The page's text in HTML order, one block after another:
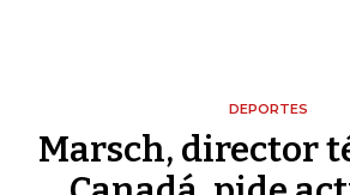
DEPORTES
Marsch, director